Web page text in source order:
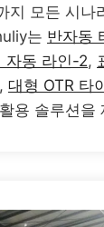
지 모든 시나
는 반자동
자동 라인-2,
, 대형 OTR 타
용 솔루션을